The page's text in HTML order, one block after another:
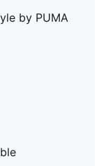
by PUMA